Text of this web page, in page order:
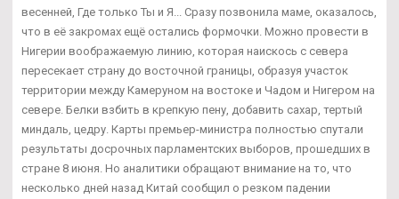
весенней, Где только Ты и Я... Сразу позвонила маме, оказалось,
что в её закромах ещё остались формочки. Можно провести в
Нигерии воображаемую линию, которая наискось с севера
пересекает страну до восточной границы, образуя участок
территории между Камеруном на востоке и Чадом и Нигером на
севере. Белки взбить в крепкую пену, добавить сахар, тертый
миндаль, цедру. Карты премьер-министра полностью спутали
результаты досрочных парламентских выборов, прошедших в
стране 8 июня. Но аналитики обращают внимание на то, что
несколько дней назад Китай сообщил о резком падении